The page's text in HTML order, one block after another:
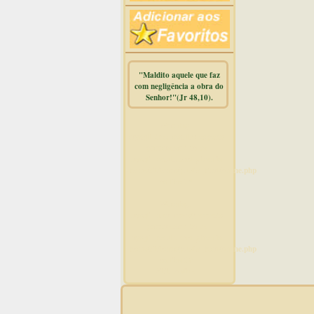
"Maldito aquele que faz
com negligência a obra do
Senhor!"(Jr 48,10).
/home/dicionar/public_html/online.php
/home/dicionar/public_html/online.php